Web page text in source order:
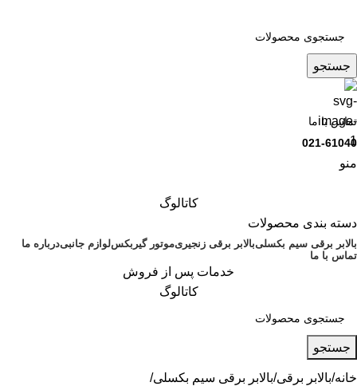
جستجو
تماس با ما
021-61040
منو
کاتالوگ
دسته بندی محصولات
بالابر برقی سیم بکسلیبالابر برقی زنجیریموتور گیربکسلوازم جانبیدرباره ما
تماس با ما
خدمات پس از فروش
کاتالوگ
جستجو
خانه بالابر برقی بالابر برقی سیم بکسلی